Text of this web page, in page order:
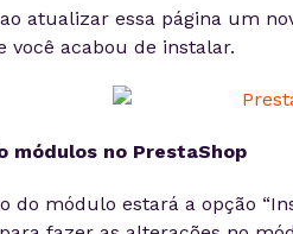
atualizar essa página um
você acabou de instalar.
módulos no PrestaShop
do módulo estará a opção